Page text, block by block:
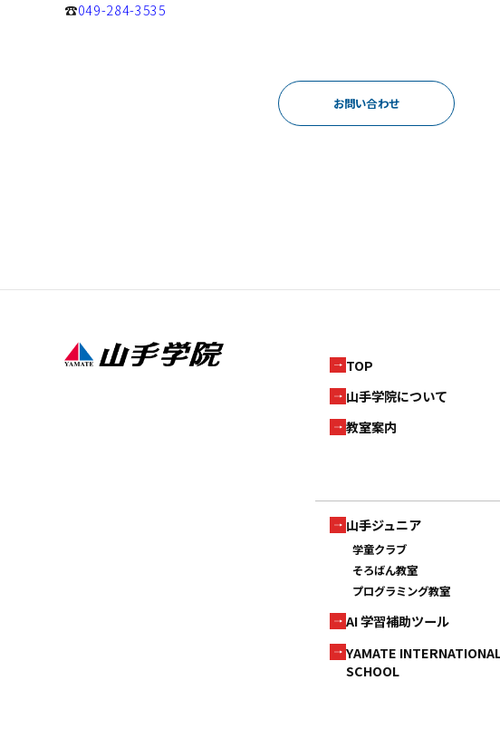
☎049-284-3535
お問い合わせ
TOP
山手学院について
教室案内
山手ジュニア
学童クラブ
そろばん教室
プログラミング教室
AI 学習補助ツール
YAMATE
SCHOOL